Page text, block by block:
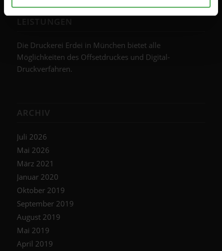
Die Druckerei Erdei in München bietet alle
Möglichkeiten des Offsetdruckes und Digital-
Druckverfahren.
ARCHIV
Juli 2026
Mai 2026
März 2021
Januar 2020
Oktober 2019
September 2019
August 2019
Mai 2019
April 2019